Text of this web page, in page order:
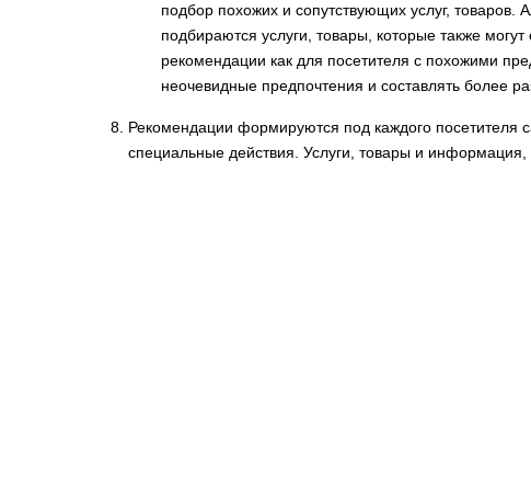
подбор похожих и сопутствующих услуг, товаров.
подбираются услуги, товары, которые также могут
рекомендации как для посетителя с похожими
неочевидные предпочтения и составлять более
Рекомендации формируются под каждого посетителя
специальные действия. Услуги, товары и